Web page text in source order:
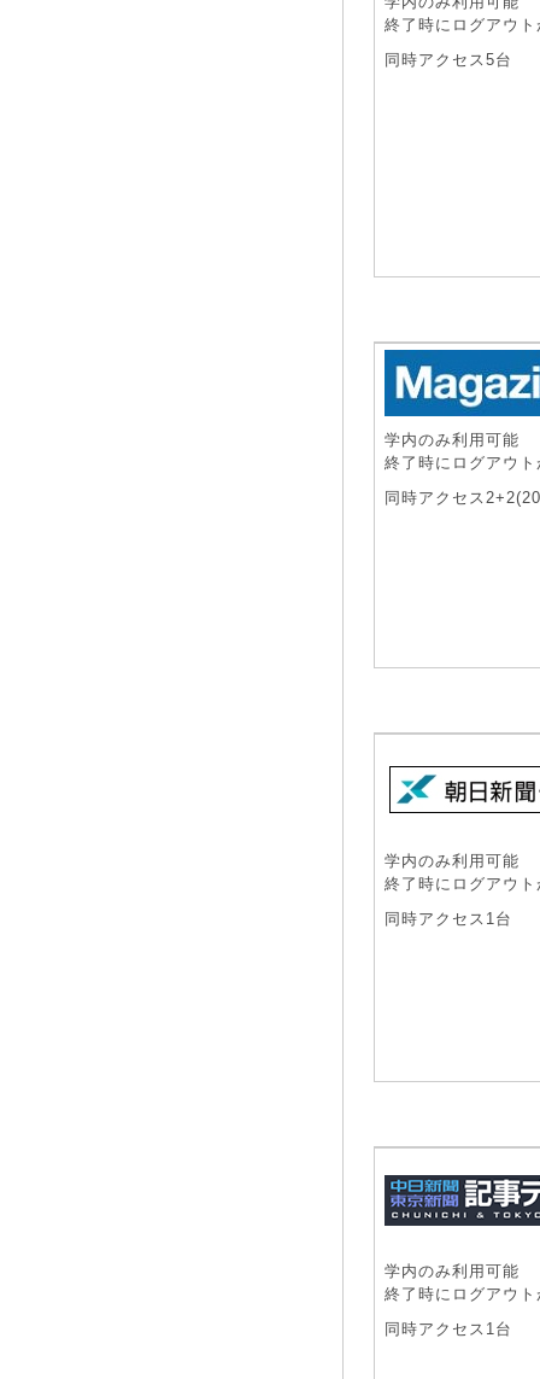
終了時にログアウ
同時アクセス5台
学内のみ利用可能
終了時にログアウ
同時アクセス
学内のみ利用可能
終了時にログアウ
同時アクセス1台
学内のみ利用可能
終了時にログアウ
同時アクセス1台